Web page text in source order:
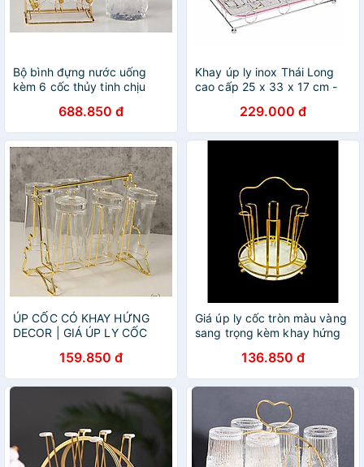
Bộ bình đựng nước uống
kèm 6 cốc thủy tinh chịu
c và khay úp cốc
688.850 đ
Khay úp ly inox Thái Long
cao cấp 25 x 33 x 17 cm -
229.000 đ
ÚP CỐC CÓ KHAY HỨNG
DECOR | GIÁ ÚP LY CỐC
HỨNG NƯỚC BẦU DỤC (
MẪU MỚI VỀ )
159.850 đ
Giá úp ly cốc tròn màu vàng
sang trọng kèm khay hứng
136.850 đ